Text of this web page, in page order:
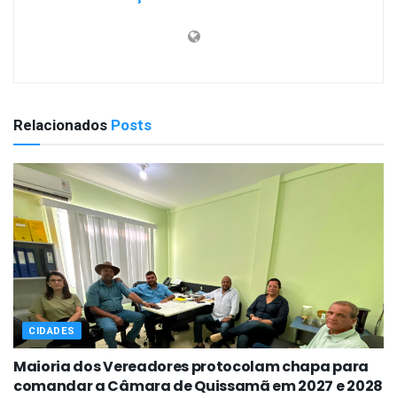
Relacionados Posts
CIDADES
Maioria dos Vereadores protocolam chapa para
comandar a Câmara de Quissamã em 2027 e 2028